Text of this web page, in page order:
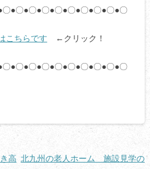
●〇●〇●〇●〇●〇●〇●〇●〇●〇
こちらです ←クリック！
●〇●〇●〇●〇●〇●〇●〇●〇●〇
高 北九州の老人ホーム 施設見学の